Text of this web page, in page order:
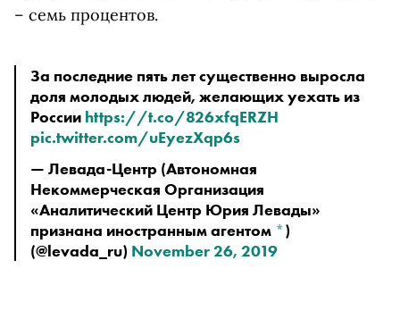
– семь процентов.
За последние пять лет существенно выросла
доля молодых людей, желающих уехать из
России https://t.co/826xfqERZH
pic.twitter.com/uEyezXqp6s
— Левада-Центр (Автономная
Некоммерческая Организация
«Аналитический Центр Юрия Левады»
признана иностранным агентом *)
(@levada_ru) November 26, 2019